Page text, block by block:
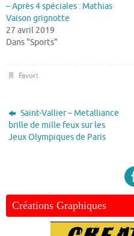
– Après 4 spéciales : Mathias
Vaison grignotte
27 avril 2019
Dans "Sports"
Favori.
Saint-Vallier – Metalliance
brille de mille feux sur les
Jeux Olympiques de Paris
Créations Graphiques